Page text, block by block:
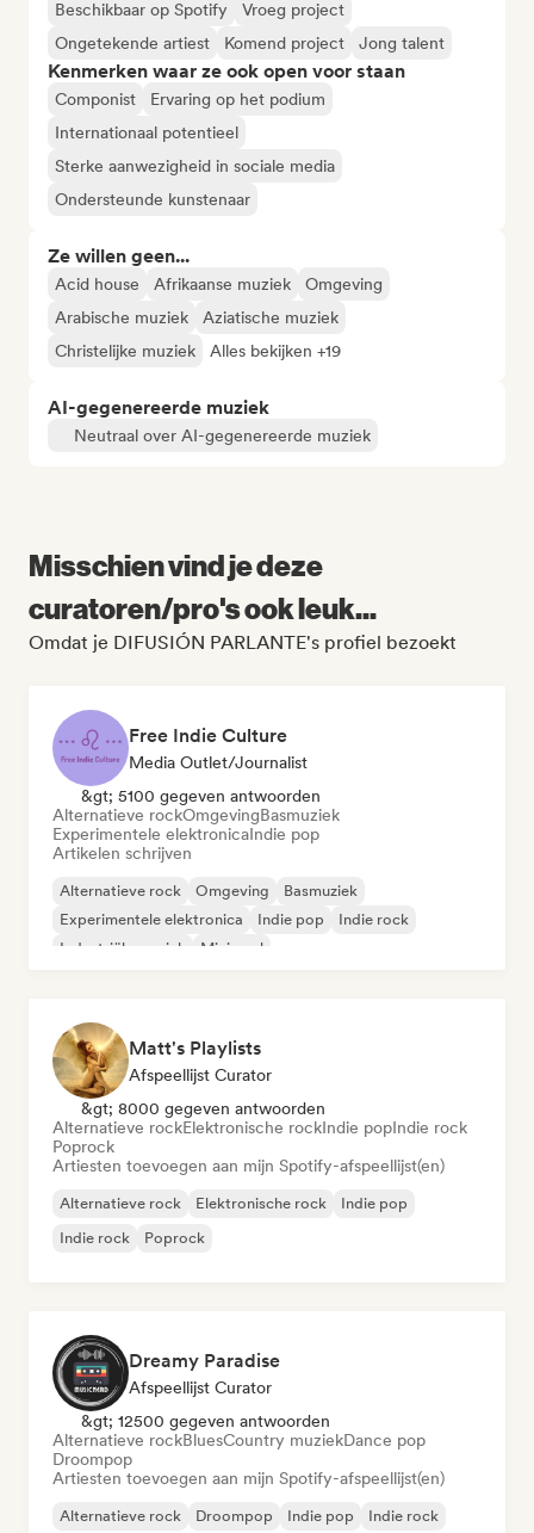
Beschikbaar op Spotify
Vroeg project
Ongetekende artiest
Komend project Jong talent
Kenmerken waar ze ook open voor staan
Componist
Ervaring op het podium
Internationaal potentieel
Sterke aanwezigheid in sociale media
Ondersteunde kunstenaar
Ze willen geen...
Acid house Afrikaanse muziek
Omgeving
Arabische muziek
Aziatische muziek
Christelijke muziek
Alles bekijken +19
AI-gegenereerde muziek
Neutraal over AI-gegenereerde muziek
Misschien vind je deze
curatoren/pro's ook leuk...
Omdat je DIFUSIÓN PARLANTE's profiel bezoekt
Free Indie Culture
Media Outlet/Journalist
&gt; 5100 gegeven antwoorden
Alternatieve rockOmgevingBasmuziek
Experimentele elektronicaIndie pop
Artikelen schrijven
Alternatieve rock Omgeving
Basmuziek
Experimentele elektronica
Indie pop
Indie rock
Industriële muziek
Minimaal
Matt's Playlists
Afspeellijst Curator
&gt; 8000 gegeven antwoorden
Alternatieve rockElektronische rockIndie popIndie rock
Poprock
Artiesten toevoegen aan mijn Spotify-afspeellijst(en)
Alternatieve rock Elektronische rock
Indie pop
Indie rock
Poprock
Dreamy Paradise
Afspeellijst Curator
&gt; 12500 gegeven antwoorden
Alternatieve rockBluesCountry muziekDance pop
Droompop
Artiesten toevoegen aan mijn Spotify-afspeellijst(en)
Alternatieve rock Droompop Indie pop
Indie rock